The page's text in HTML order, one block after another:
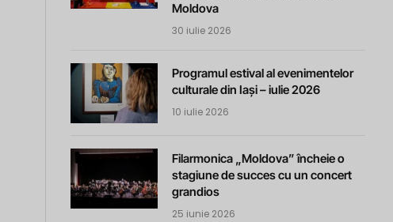
Moldova
30 iulie 2026
Programul estival al evenimentelor
culturale din Iași – iulie 2026
10 iulie 2026
Filarmonica „Moldova” încheie o
stagiune de succes cu un concert
grandios
25 iunie 2026